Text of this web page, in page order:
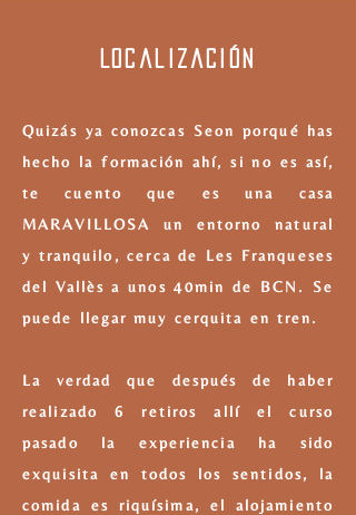
Localización
Quizás ya conozcas Seon porqué has
hecho la formación ahí, si no es así,
te cuento que es una casa
MARAVILLOSA un entorno natural
y tranquilo , cerca de Les Franqueses
del Vallès a unos 40min de BCN. Se
puede llegar muy cerquita en tren.
La verdad que después de haber
realizado 6 retiros allí el curso
pasado la experiencia ha sido
exquisita en todos los sentidos, la
comida es riquísima, el alojamiento